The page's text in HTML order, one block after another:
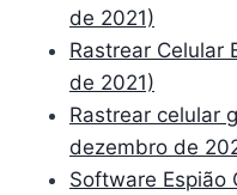
de 2021)
Rastrear Celular
de 2021)
Rastrear celular
dezembro de
Software Espião